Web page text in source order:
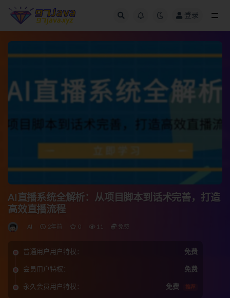
登录
AI直播系统全解析：从项目脚本到话术完善，打造
高效直播流程
AI 2年前 0 11 免费
普通用户用户特权： 免费
会员用户特权： 免费
永久会员用户特权： 免费 推荐